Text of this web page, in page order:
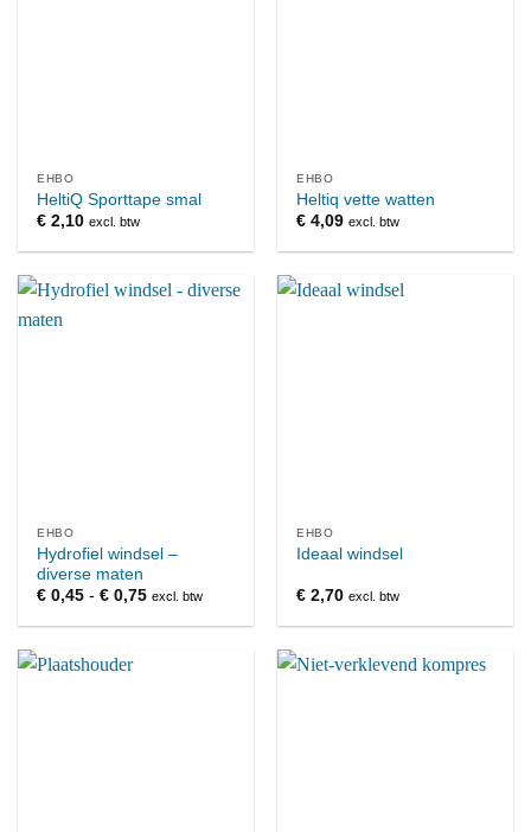
EHBO
HeltiQ Sporttape smal
€ 2,10 excl. btw
EHBO
Heltiq vette watten
€ 4,09 excl. btw
EHBO
Hydrofiel windsel –
diverse maten
€ 0,45 - € 0,75Prijsklasse:
tot
excl. btw
EHBO
Ideaal windsel
€ 2,70 excl. btw